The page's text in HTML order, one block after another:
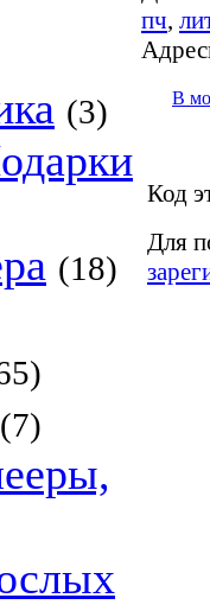
(3)
(18)
(7)
пч,
В
Код
Для